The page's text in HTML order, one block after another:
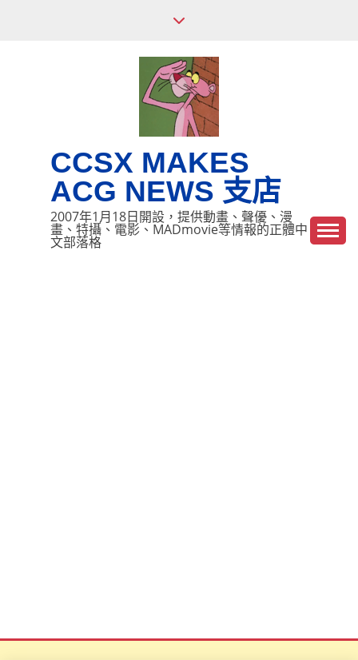
CCSX MAKES
ACG NEWS 支店
2007年1月18日開設，提供動畫、聲優、漫
畫、特攝、電影、MADmovie等情報的正體中
文部落格